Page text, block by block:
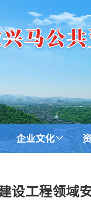
企业文化
设工程领域